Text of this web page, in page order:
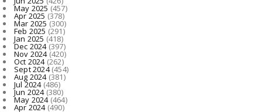
May 2025(457)
Apr 2025 (378)
Mar 2025 (300)
Feb 2025 (291)
Jan 2025 (418)
Dec 2024(397)
Nov 2024(420)
Oct 2024(262)
Sept 2024(454)
Aug 2024(381)
Jul 2024(486)
Jun 2024(380)
May 2024(464)
Apr 2024(490)